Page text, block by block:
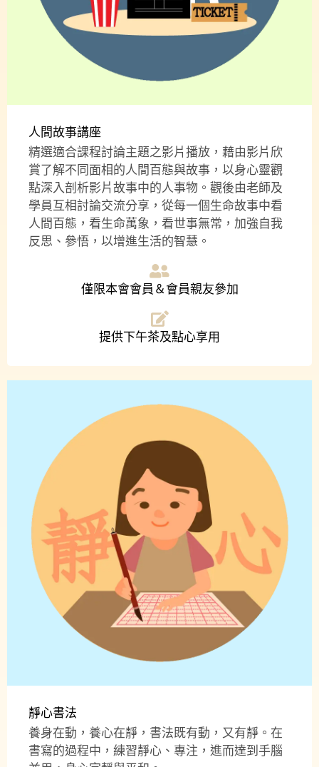
人間故事講座
精選適合課程討論主題之影片播放，藉由影片欣
賞了解不同面相的人間百態與故事，以身心靈觀
點深入剖析影片故事中的人事物。觀後由老師及
學員互相討論交流分享，從每一個生命故事中看
人間百態，看生命萬象，看世事無常，加強自我
反思、參悟，以增進生活的智慧。
僅限本會會員＆會員親友參加
提供下午茶及點心享用
靜心書法
養身在動，養心在靜，書法既有動，又有靜。在
書寫的過程中，練習靜心、專注，進而達到手腦